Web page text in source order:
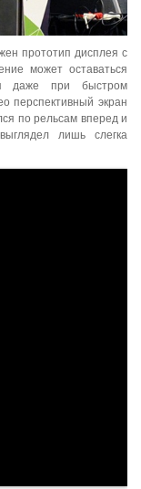
прототип дисплея с
может оставаться
даже при быстром
перспективный экран
по рельсам вперед и
лишь слегка